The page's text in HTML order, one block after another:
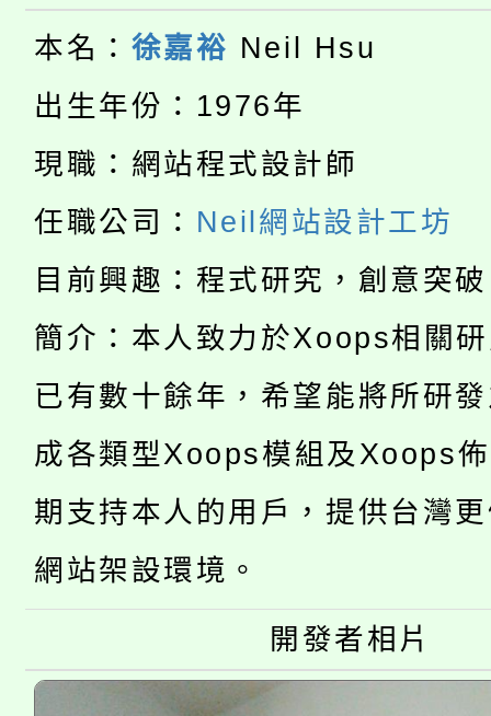
半價優惠，詳情可洽有
者。
份教師增能研習
大溪自造教育及科技中
份教師研習
115年食農教育專業人
「本色祭」8/29、30在
場熱烈登場!
8/21下午1時於龍潭區
徵才活動。
YOUNG桃局內行報名
局官網。
8月14至27日，桃園電
開!
115年桃園市運動會8/
田徑場及游泳池舉行。
桃園市低收入戶享有免
視費優惠，中低收入戶
半價優惠，詳情可洽有
大園自造教育及科技中
份教師增能研習
大溪自造教育及科技中
份教師研習
淨零綠生活教案入校路
會
115年食農教育專業人
本名： 徐嘉裕 Neil Hsu
出生年份：1976年
現職：網站程式設計師
任職公司： Neil網站設計工坊
目前興趣：程式研究，創意突
簡介：本人致力於Xoops相關
已有數十餘年，希望能將所研
成各類型Xoops模組及Xoops
期支持本人的用戶，提供台灣
網站架設環境。
開發者相片